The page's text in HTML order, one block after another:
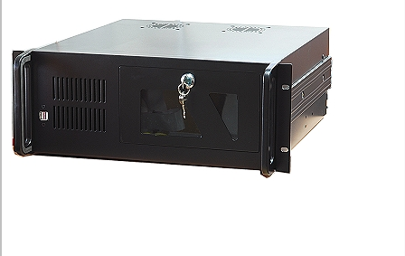
AHD DVR數位錄放影機
AHD半球型(適用屋內)
AHD中小型紅外線攝影機(適用騎樓、室內外)
AHD防護罩型攝影機(適用屋外，紅外線照射
距離遠）
AHD特殊功能型攝影機
旋轉型攝影機.旋轉台
傳統高解析攝影機
鏡頭